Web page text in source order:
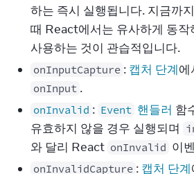
하는 즉시 실행됩니다. 지금까
때 React에서는 유사하게 동작
사용하는 것이 관습적입니다.
onInputCapture : 캡처 단계에
onInput .
onInvalid : Event 핸들러 함
유효하지 않을 경우 실행되며
와 달리 React onInvalid 이
onInvalidCapture : 캡처 단계